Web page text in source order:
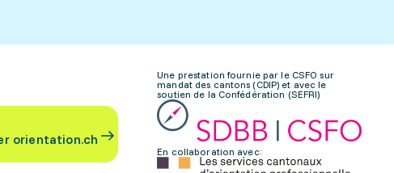
orientation.ch
Une prestation fournie par le CSFO sur
mandat des cantons (CDIP) et avec le
soutien de la Confédération (SEFRI)
En collaboration avec: